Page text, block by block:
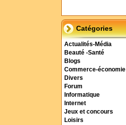
Catégories
Actualités-Média
Beauté -Santé
Blogs
Commerce-économie
Divers
Forum
Informatique
Internet
Jeux et concours
Loisirs